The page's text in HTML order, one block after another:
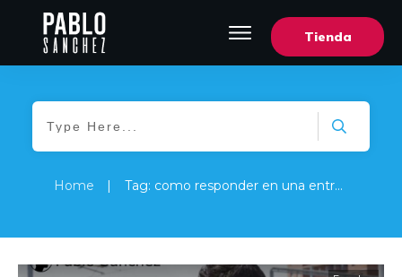
Tienda
Home Tag: como responder en una entrevista de trabajo